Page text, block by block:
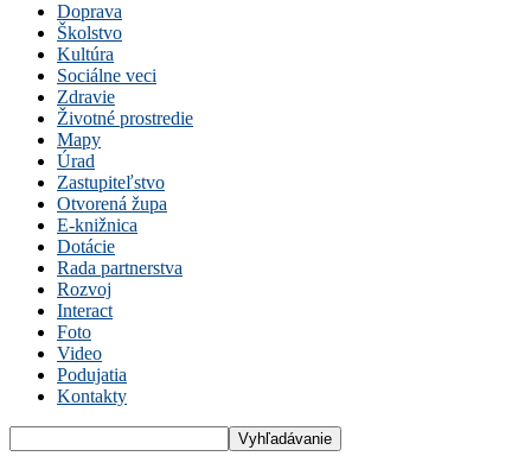
Doprava
Školstvo
Kultúra
Sociálne veci
Zdravie
Životné prostredie
Mapy
Úrad
Zastupiteľstvo
Otvorená župa
E-knižnica
Dotácie
Rada partnerstva
Rozvoj
Interact
Foto
Video
Podujatia
Kontakty